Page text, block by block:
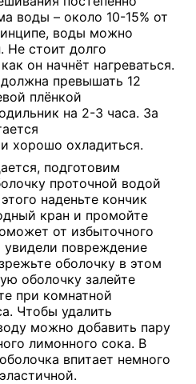
воды – около 10-15% от
воды можно
Не стоит долго
он начнёт нагреваться.
превышать 12
плёнкой
на 2-3 часа. За
хорошо охладиться.
подготовим
проточной водой
наденьте кончик
кран и промойте
от избыточного
повреждение
оболочку в этом
оболочку залейте
при комнатной
Чтобы удалить
можно добавить пару
лимонного сока. В
впитает немного